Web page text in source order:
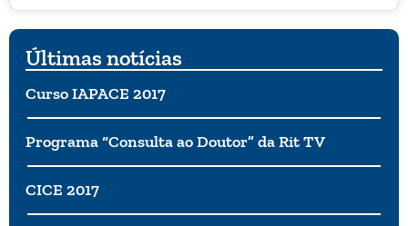
algum agora, você sabe que viajar pode fazer parte
do seu futuro próximo. Independentemente de
quando e onde, uma coisa é certa: este ano você
precisará levar em consideração que ainda estamos
vivendo uma pandemia.
Últimas notícias
Curso IAPACE 2017
Programa “Consulta ao Doutor” da Rit TV
CICE 2017